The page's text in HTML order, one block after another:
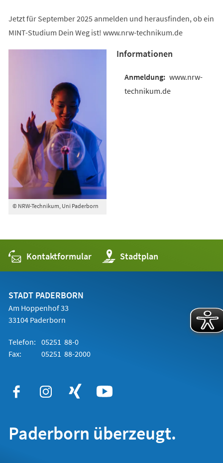
Jetzt für September 2025 anmelden und herausfinden, ob ein
MINT-Studium Dein Weg ist! www.nrw-technikum.de
© NRW-Technikum, Uni Paderborn
Informationen
www.nrw-
technikum.de
Kontaktformular Stadtplan
(Öffnet
in
einem
STADT PADERBORN
Am Hoppenhof 33
33104 Paderborn
Telefon: 05251 88-0
Fax:
05251 88-2000
Paderborn überzeugt.